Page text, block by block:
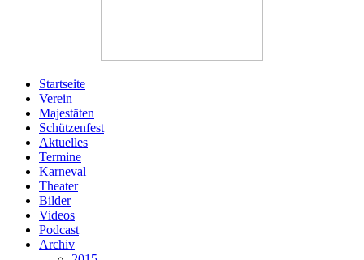
Startseite
Verein
Majestäten
Schützenfest
Aktuelles
Termine
Karneval
Theater
Bilder
Videos
Podcast
Archiv